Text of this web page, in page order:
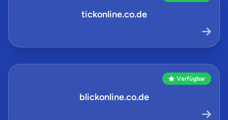
tickonline.co.de
Verfügbar
blickonline.co.de